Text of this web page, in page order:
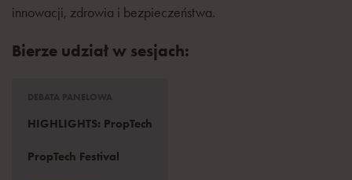
innowacji, zdrowia i bezpieczeństwa.
Bierze udział w sesjach:
HIGHLIGHTS: PropTech
PropTech Festival